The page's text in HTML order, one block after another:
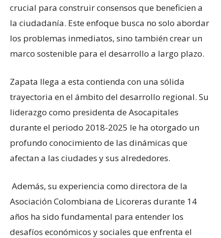
crucial para construir consensos que beneficien a
la ciudadanía. Este enfoque busca no solo abordar
los problemas inmediatos, sino también crear un
marco sostenible para el desarrollo a largo plazo.
Zapata llega a esta contienda con una sólida
trayectoria en el ámbito del desarrollo regional. Su
liderazgo como presidenta de Asocapitales
durante el periodo 2018-2025 le ha otorgado un
profundo conocimiento de las dinámicas que
afectan a las ciudades y sus alrededores.
Además, su experiencia como directora de la
Asociación Colombiana de Licoreras durante 14
años ha sido fundamental para entender los
desafíos económicos y sociales que enfrenta el